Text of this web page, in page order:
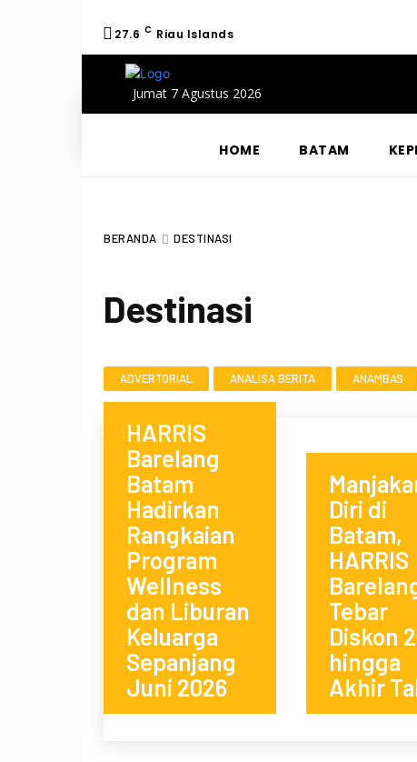
27.6 C Riau Islands
Jumat 7 Agustus 2026
HOME BATAM
BERANDA DESTINASI
Destinasi
ADVERTORIAL ANALISA BERITA ANAMBAS
HARRIS
Barelang
Batam
Hadirkan
Rangkaian
Program
Wellness
dan Liburan
Keluarga
Sepanjang
Juni 2026
Diri di
Batam,
HARRIS
Tebar
Diskon
hingga
Akhir